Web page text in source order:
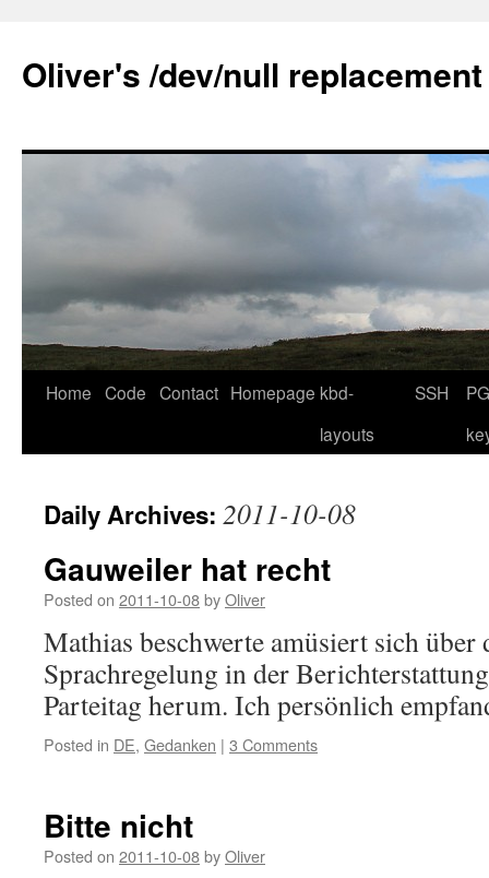
content
Oliver's /dev/null replacement
Home Code Contact Homepage kbd-
layouts
SSH
Daily Archives: 2011-10-08
Gauweiler hat recht
Posted on 2011-10-08byOliver
Mathias beschwerte amüsiert sich
Sprachregelung in der
Parteitag herum. Ich persönlich
Posted in DE, Gedanken | 3 Comments
Bitte nicht
Posted on 2011-10-08byOliver